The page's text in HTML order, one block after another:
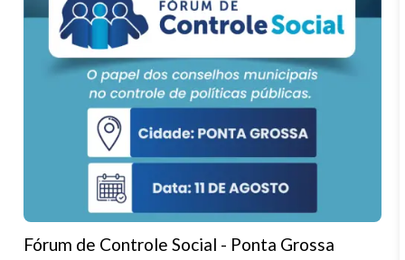
Fórum de Controle Social - Ponta Grossa